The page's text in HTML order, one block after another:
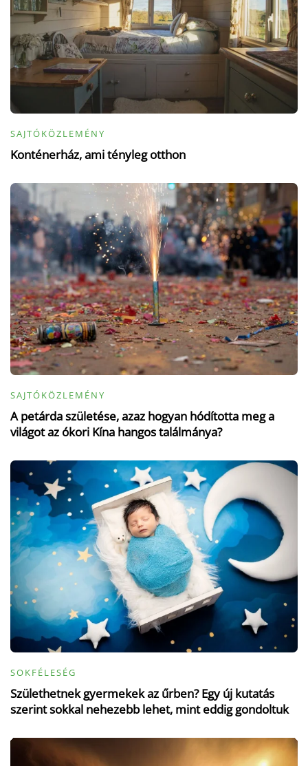
SAJTÓKÖZLEMÉNY
Konténerház, ami tényleg otthon
SAJTÓKÖZLEMÉNY
A petárda születése, azaz hogyan hódította meg a
világot az ókori Kína hangos találmánya?
SOKFÉLESÉG
Születhetnek gyermekek az űrben? Egy új kutatás
szerint sokkal nehezebb lehet, mint eddig gondoltuk